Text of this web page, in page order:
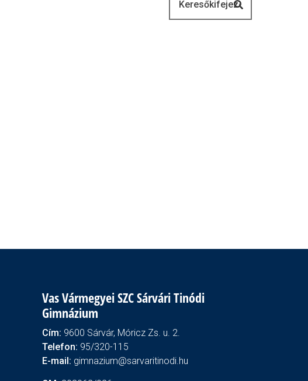
Vas Vármegyei SZC Sárvári Tinódi
Gimnázium
Cím: 9600 Sárvár, Móricz Zs. u. 2.
Telefon: 95/320-115
E-mail: gimnazium@sarvaritinodi.hu